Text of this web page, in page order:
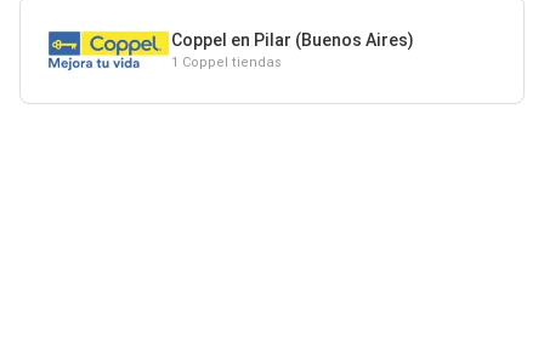
Coppel en Pilar (Buenos Aires)
1 Coppel tiendas